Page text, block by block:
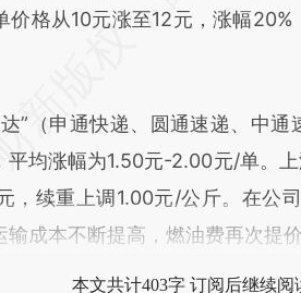
价格从10元涨至12元，涨幅
（申通快递、圆通速递、中通
平均涨幅为1.50元-2.00元/单。
，续重上调1.00元/公斤。在公
成本不断提高，燃油费再次提价
本文共计403字 订阅后继续阅